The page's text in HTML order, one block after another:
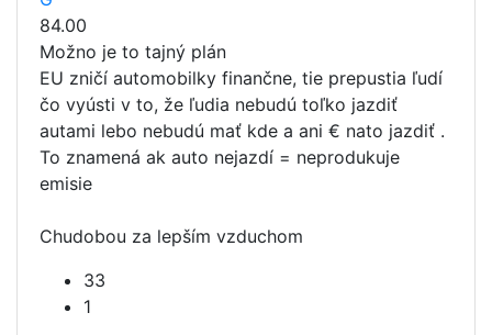
84.00
Možno je to tajný plán
EU zničí automobilky finančne, tie prepustia ľudí
čo vyústi v to, že ľudia nebudú toľko jazdiť
autami lebo nebudú mať kde a ani € nato jazdiť .
To znamená ak auto nejazdí = neprodukuje
emisie
Chudobou za lepším vzduchom
33
1